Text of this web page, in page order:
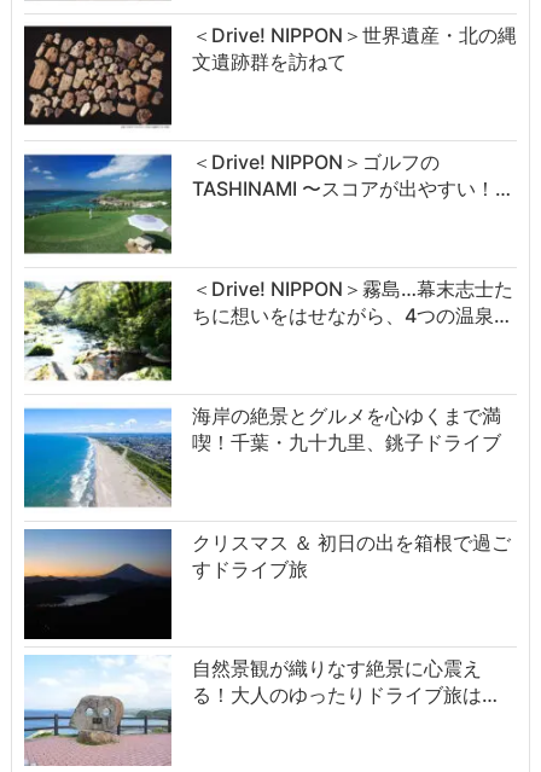
＜Drive! NIPPON＞世界遺産・北の縄
文遺跡群を訪ねて
＜Drive! NIPPON＞ゴルフの
TASHINAMI 〜スコアが出やすい！…
＜Drive! NIPPON＞霧島…幕末志士た
ちに想いをはせながら、4つの温泉…
海岸の絶景とグルメを心ゆくまで満
喫！千葉・九十九里、銚子ドライブ
クリスマス ＆ 初日の出を箱根で過ご
すドライブ旅
自然景観が織りなす絶景に心震え
る！大人のゆったりドライブ旅は…